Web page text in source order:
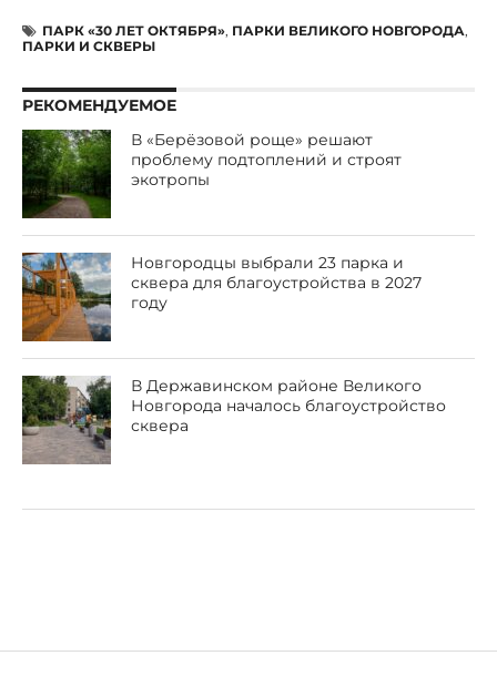
ПАРК «30 ЛЕТ ОКТЯБРЯ», ПАРКИ ВЕЛИКОГО НОВГОРОДА,
ПАРКИ И СКВЕРЫ
РЕКОМЕНДУЕМОЕ
В «Берёзовой роще» решают
проблему подтоплений и строят
экотропы
Новгородцы выбрали 23 парка и
сквера для благоустройства в 2027
году
В Державинском районе Великого
Новгорода началось благоустройство
сквера